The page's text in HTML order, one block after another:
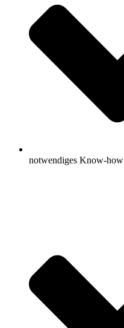
notwendiges Know-how